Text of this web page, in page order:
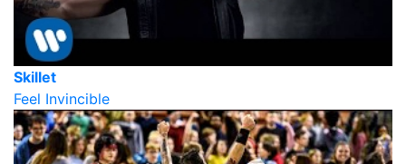
Skillet
Feel Invincible